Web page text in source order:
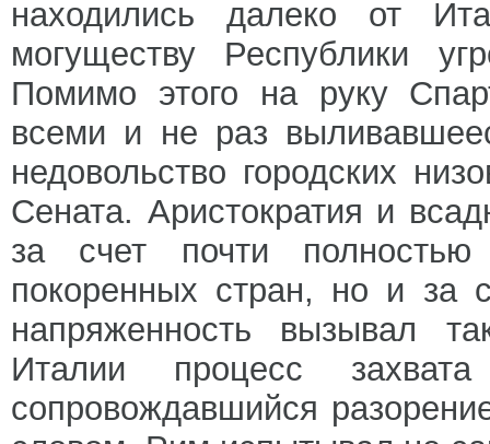
находились далеко от
могуществу Республики
Помимо этого на руку
всеми и не раз
недовольство городских
Сената. Аристократия и
за счет почти
покоренных стран, но и за
напряженность вызывал
Италии процесс
сопровождавшийся